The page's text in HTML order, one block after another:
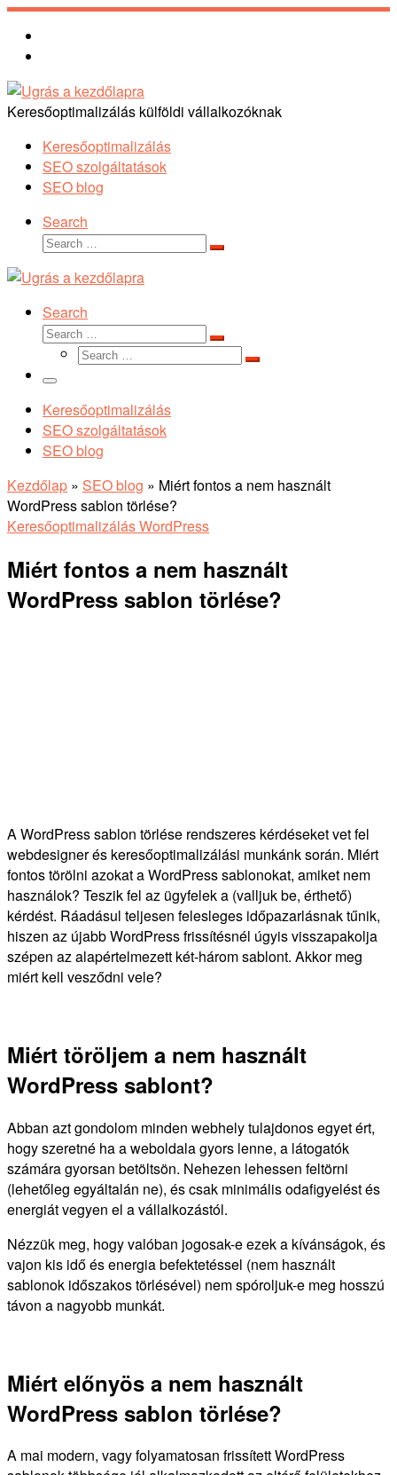
Skip
content
Keresőoptimalizálás külföldi vállalkozóknak
Keresőoptimalizálás
SEO szolgáltatások
SEO blog
Search
Search
Search
Search
Search
Search
Search
Search
Menu
Keresőoptimalizálás
SEO szolgáltatások
SEO blog
Kezdőlap » SEO blog » Miért fontos a nem használt
WordPress sablon törlése?
KeresőoptimalizálásWordPress
Miért fontos a nem használt
WordPress sablon törlése?
A WordPress sablon törlése rendszeres kérdéseket vet fel
webdesigner és keresőoptimalizálási munkánk során. Miért
fontos törölni azokat a WordPress sablonokat, amiket nem
használok? Teszik fel az ügyfelek a (valljuk be, érthető)
kérdést. Ráadásul teljesen felesleges időpazarlásnak tűnik,
hiszen az újabb WordPress frissítésnél úgyis visszapakolja
szépen az alapértelmezett két-három sablont. Akkor meg
miért kell vesződni vele?
Miért töröljem a nem használt
WordPress sablont?
Abban azt gondolom minden webhely tulajdonos egyet ért,
hogy szeretné ha a weboldala gyors lenne, a látogatók
számára gyorsan betöltsön. Nehezen lehessen feltörni
(lehetőleg egyáltalán ne), és csak minimális odafigyelést és
energiát vegyen el a vállalkozástól.
Nézzük meg, hogy valóban jogosak-e ezek a kívánságok, és
vajon kis idő és energia befektetéssel (nem használt
sablonok időszakos törlésével) nem spóroljuk-e meg hosszú
távon a nagyobb munkát.
Miért előnyös a nem használt
WordPress sablon törlése?
A mai modern, vagy folyamatosan frissített WordPress